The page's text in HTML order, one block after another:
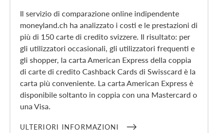
Il servizio di comparazione online indipendente
moneyland.ch ha analizzato i costi e le prestazioni di
più di 150 carte di credito svizzere. Il risultato: per
gli utilizzatori occasionali, gli utilizzatori frequenti e
gli shopper, la carta American Express della coppia
di carte di credito Cashback Cards di Swisscard è la
carta più conveniente. La carta American Express è
disponibile soltanto in coppia con una Mastercard o
una Visa.
ULTERIORI INFORMAZIONI